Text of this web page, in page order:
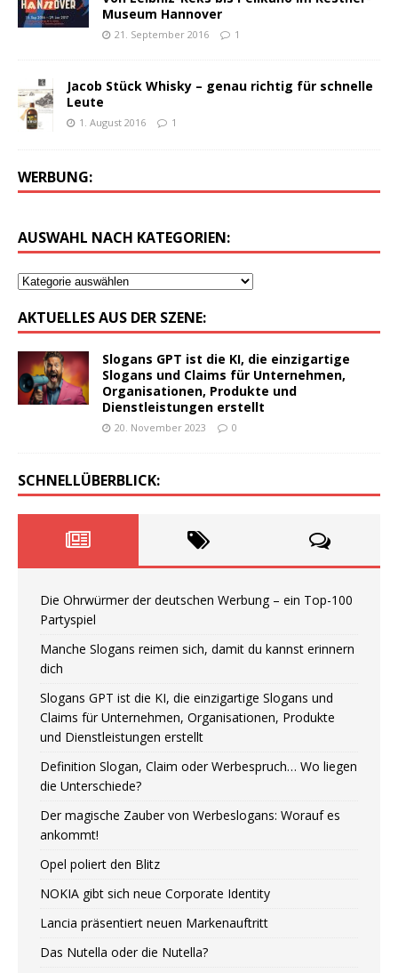
Museum Hannover
21. September 2016 1
Jacob Stück Whisky – genau richtig für schnelle
Leute
1. August 2016 1
WERBUNG:
AUSWAHL NACH KATEGORIEN:
AKTUELLES AUS DER SZENE:
Slogans GPT ist die KI, die einzigartige
Slogans und Claims für Unternehmen,
Organisationen, Produkte und
Dienstleistungen erstellt
20. November 2023 0
SCHNELLÜBERBLICK:
Die Ohrwürmer der deutschen Werbung – ein Top-100
Partyspiel
Manche Slogans reimen sich, damit du kannst erinnern
dich
Slogans GPT ist die KI, die einzigartige Slogans und
Claims für Unternehmen, Organisationen, Produkte
und Dienstleistungen erstellt
Definition Slogan, Claim oder Werbespruch… Wo liegen
die Unterschiede?
Der magische Zauber von Werbeslogans: Worauf es
ankommt!
Opel poliert den Blitz
NOKIA gibt sich neue Corporate Identity
Lancia präsentiert neuen Markenauftritt
Das Nutella oder die Nutella?